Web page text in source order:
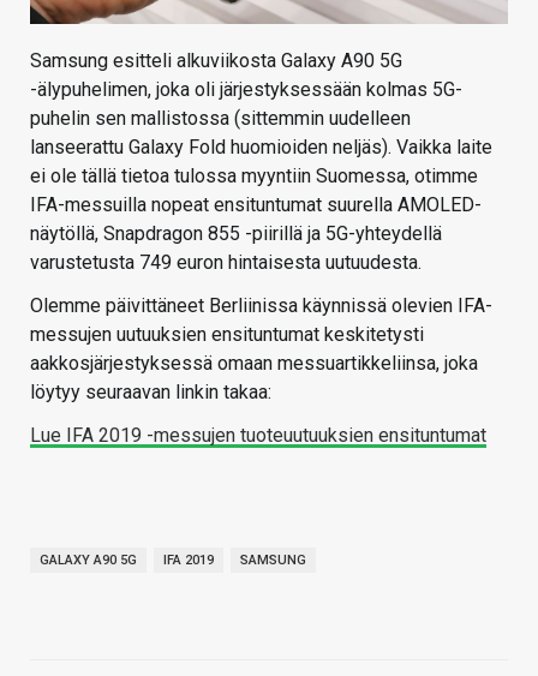
Samsung esitteli alkuviikosta Galaxy A90 5G
-älypuhelimen, joka oli järjestyksessään kolmas 5G-
puhelin sen mallistossa (sittemmin uudelleen
lanseerattu Galaxy Fold huomioiden neljäs). Vaikka laite
ei ole tällä tietoa tulossa myyntiin Suomessa, otimme
IFA-messuilla nopeat ensituntumat suurella AMOLED-
näytöllä, Snapdragon 855 -piirillä ja 5G-yhteydellä
varustetusta 749 euron hintaisesta uutuudesta.
Olemme päivittäneet Berliinissa käynnissä olevien IFA-
messujen uutuuksien ensituntumat keskitetysti
aakkosjärjestyksessä omaan messuartikkeliinsa, joka
löytyy seuraavan linkin takaa:
Lue IFA 2019 -messujen tuoteuutuuksien ensituntumat
GALAXY A90 5G IFA 2019 SAMSUNG